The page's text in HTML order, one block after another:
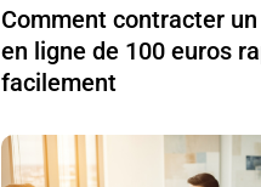
Comment contracter
en ligne de 100 euros
facilement